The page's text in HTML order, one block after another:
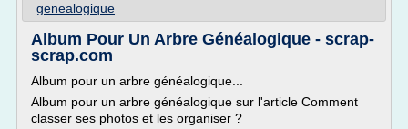
genealogique
Album Pour Un Arbre Généalogique - scrap-
scrap.com
Album pour un arbre généalogique...
Album pour un arbre généalogique sur l'article Comment
classer ses photos et les organiser ?